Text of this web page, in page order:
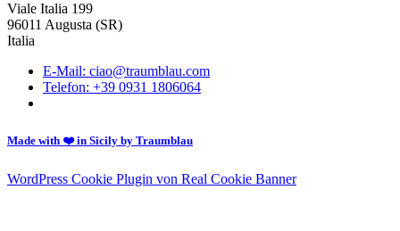
Viale Italia 199
96011 Augusta (SR)
Italia
E-Mail: ciao@traumblau.com
Telefon: +39 0931 1806064
Made with ❤️ in Sicily by Traumblau
WordPress Cookie Plugin von Real Cookie Banner